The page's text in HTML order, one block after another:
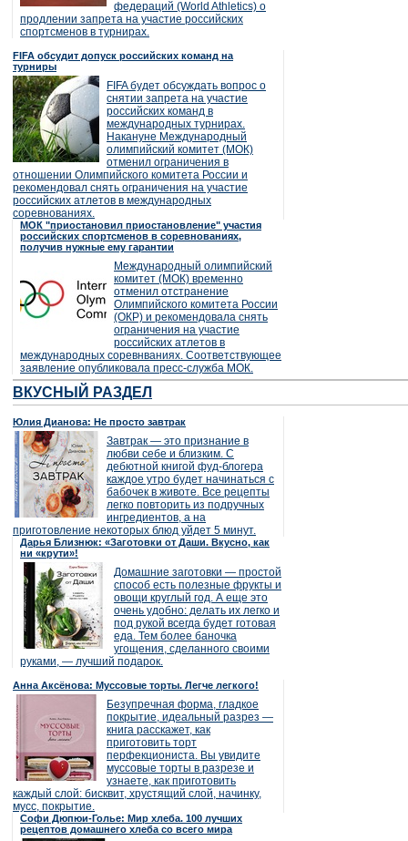
федераций (World Athletics) о
продлении запрета на участие российских
спортсменов в турнирах.
FIFA обсудит допуск российских команд на
турниры
FIFA будет обсуждать вопрос о
снятии запрета на участие
российских команд в
международных турнирах.
Накануне Международный
олимпийский комитет (МОК)
отменил ограничения в
отношении Олимпийского комитета России и
рекомендовал снять ограничения на участие
российских атлетов в международных
соревнованиях.
МОК "приостановил приостановление" участия
российских спортсменов в соревнованиях,
получив нужные ему гарантии
Международный олимпийский
комитет (МОК) временно
отменил отстранение
Олимпийского комитета России
(ОКР) и рекомендовала снять
ограничения на участие
российских атлетов в
международных соревнваниях. Соответствующее
заявление опубликовала пресс-служба МОК.
ВКУСНЫЙ РАЗДЕЛ
Юлия Дианова: Не просто завтрак
Завтрак — это признание в
любви себе и близким. С
дебютной книгой фуд-блогера
каждое утро будет начинаться с
бабочек в животе. Все рецепты
легко повторить из подручных
ингредиентов, а на
приготовление некоторых блюд уйдет 5 минут.
Дарья Близнюк: «Заготовки от Даши. Вкусно, как
ни «крути»!
Домашние заготовки — простой
способ есть полезные фрукты и
овощи круглый год. А еще это
очень удобно: делать их легко и
под рукой всегда будет готовая
еда. Тем более баночка
угощения, сделанного своими
руками, — лучший подарок.
Анна Аксёнова: Муссовые торты. Легче легкого!
Безупречная форма, гладкое
покрытие, идеальный разрез —
книга расскажет, как
приготовить торт
перфекциониста. Вы увидите
муссовые торты в разрезе и
узнаете, как приготовить
каждый слой: бисквит, хрустящий слой, начинку,
мусс, покрытие.
Софи Дюпюи-Голье: Мир хлеба. 100 лучших
рецептов домашнего хлеба со всего мира